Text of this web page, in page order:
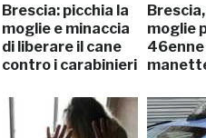
Brescia: picchia la
moglie e minaccia
di liberare il cane
contro i carabinieri
moglie
46enne